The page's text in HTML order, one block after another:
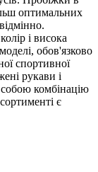
оптимальних
і висока
обов'язково
спортивної
рукави і
собою комбінацію
є